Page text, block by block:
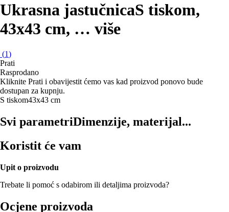
Ukrasna jastučnicaS tiskom,
43x43 cm, … više
(1)
Prati
Rasprodano
Kliknite Prati i obavijestit ćemo vas kad proizvod ponovo bude
dostupan za kupnju.
S tiskom43x43 cm
Svi parametriDimenzije, materijal...
Koristit će vam
Upit o proizvodu
Trebate li pomoć s odabirom ili detaljima proizvoda?
Ocjene proizvoda